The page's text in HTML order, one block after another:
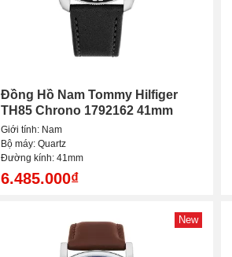
Đồng Hồ Nam Tommy Hilfiger
TH85 Chrono 1792162 41mm
Giới tính: Nam
Bộ máy: Quartz
Đường kính: 41mm
6.485.000₫
New